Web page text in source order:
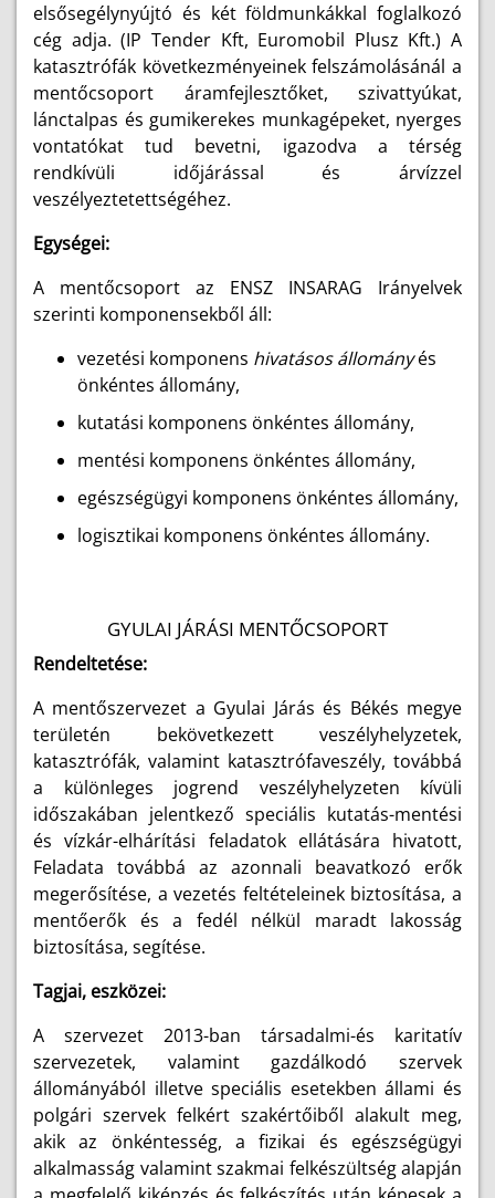
elsősegélynyújtó és két földmunkákkal foglalkozó
cég adja. (IP Tender Kft, Euromobil Plusz Kft.) A
katasztrófák következményeinek felszámolásánál a
mentőcsoport áramfejlesztőket, szivattyúkat,
lánctalpas és gumikerekes munkagépeket, nyerges
vontatókat tud bevetni, igazodva a térség
rendkívüli időjárással és árvízzel
veszélyeztetettségéhez.
Egységei:
A mentőcsoport az ENSZ INSARAG Irányelvek
szerinti komponensekből áll:
vezetési komponens hivatásos állományés
önkéntes állomány,
kutatási komponens önkéntes állomány,
mentési komponens önkéntes állomány,
egészségügyi komponens önkéntes állomány,
logisztikai komponens önkéntes állomány.
GYULAI JÁRÁSI MENTŐCSOPORT
Rendeltetése:
A mentőszervezet a Gyulai Járás és Békés megye
területén bekövetkezett veszélyhelyzetek,
katasztrófák, valamint katasztrófaveszély, továbbá
a különleges jogrend veszélyhelyzeten kívüli
időszakában jelentkező speciális kutatás-mentési
és vízkár-elhárítási feladatok ellátására hivatott,
Feladata továbbá az azonnali beavatkozó erők
megerősítése, a vezetés feltételeinek biztosítása, a
mentőerők és a fedél nélkül maradt lakosság
biztosítása, segítése.
Tagjai, eszközei:
A szervezet 2013-ban társadalmi-és karitatív
szervezetek, valamint gazdálkodó szervek
állományából illetve speciális esetekben állami és
polgári szervek felkért szakértőiből alakult meg,
akik az önkéntesség, a fizikai és egészségügyi
alkalmasság valamint szakmai felkészültség alapján